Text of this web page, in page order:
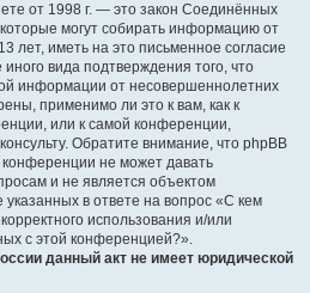
от 1998 г. — это закон Соединённых
могут собирать информацию от
лет, иметь на это письменное согласие
вида подтверждения того, что
информации от несовершеннолетних
применимо ли это к вам, как к
или к самой конференции,
Обратите внимание, что phpBB
не может давать
и не является объектом
в ответе на вопрос «С кем
использования и/или
с этой конференцией?».
данный акт не имеет юридической